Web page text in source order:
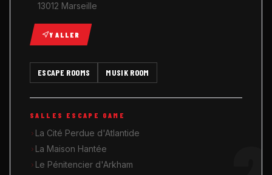
13012 Marseille
Y ALLER
ESCAPE ROOMS MUSIK ROOM
SALLES ESCAPE GAME
La Cité Perdue d'Atlantide
La Maison Hantée
Le Pénitencier d'Arkham